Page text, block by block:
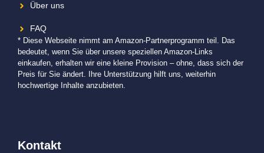
Über uns
FAQ
* Diese Webseite nimmt am Amazon-Partnerprogramm teil. Das
bedeutet, wenn Sie über unsere speziellen Amazon-Links
einkaufen, erhalten wir eine kleine Provision – ohne, dass sich der
Preis für Sie ändert. Ihre Unterstützung hilft uns, weiterhin
hochwertige Inhalte anzubieten.
Kontakt